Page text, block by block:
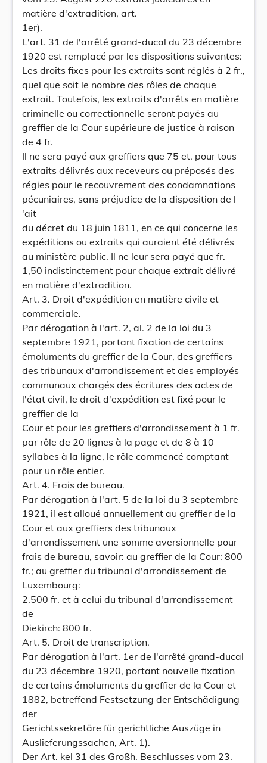
matière d'extradition, art.
1er).
L'art. 31 de l'arrêté grand-ducal du 23 décembre
1920 est remplacé par les dispositions suivantes:
Les droits fixes pour les extraits sont réglés à 2 fr.,
quel que soit le nombre des rôles de chaque
extrait. Toutefois, les extraits d'arrêts en matière
criminelle ou correctionnelle seront payés au
greffier de la Cour supérieure de justice à raison
de 4 fr.
Il ne sera payé aux greffiers que 75 et. pour tous
extraits délivrés aux receveurs ou préposés des
régies pour le recouvrement des condamnations
pécuniaires, sans préjudice de la disposition de l
'ait
du décret du 18 juin 1811, en ce qui concerne les
expéditions ou extraits qui auraient été délivrés
au ministère public. Il ne leur sera payé que fr.
1,50 indistinctement pour chaque extrait délivré
en matière d'extradition.
Art. 3. Droit d'expédition en matière civile et
commerciale.
Par dérogation à l'art. 2, al. 2 de la loi du 3
septembre 1921, portant fixation de certains
émoluments du greffier de la Cour, des greffiers
des tribunaux d'arrondissement et des employés
communaux chargés des écritures des actes de
l'état civil, le droit d'expédition est fixé pour le
greffier de la
Cour et pour les greffiers d'arrondissement à 1 fr.
par rôle de 20 lignes à la page et de 8 à 10
syllabes à la ligne, le rôle commencé comptant
pour un rôle entier.
Art. 4. Frais de bureau.
Par dérogation à l'art. 5 de la loi du 3 septembre
1921, il est alloué annuellement au greffier de la
Cour et aux greffiers des tribunaux
d'arrondissement une somme aversionnelle pour
frais de bureau, savoir: au greffier de la Cour: 800
fr.; au greffier du tribunal d'arrondissement de
Luxembourg:
2.500 fr. et à celui du tribunal d'arrondissement
de
Diekirch: 800 fr.
Art. 5. Droit de transcription.
Par dérogation à l'art. 1er de l'arrêté grand-ducal
du 23 décembre 1920, portant nouvelle fixation
de certains émoluments du greffier de la Cour et
1882, betreffend Festsetzung der Entschädigung
der
Gerichtssekretäre für gerichtliche Auszüge in
Auslieferungssachen, Art. 1).
Der Art. kel 31 des Großh. Beschlusses vom 23.